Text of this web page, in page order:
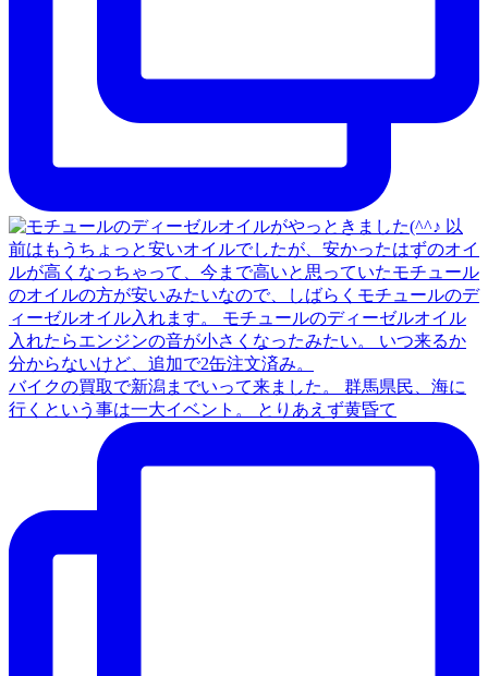
バイクの買取で新潟までいって来ました。 群馬県民、海に
行くという事は一大イベント。 とりあえず黄昏て